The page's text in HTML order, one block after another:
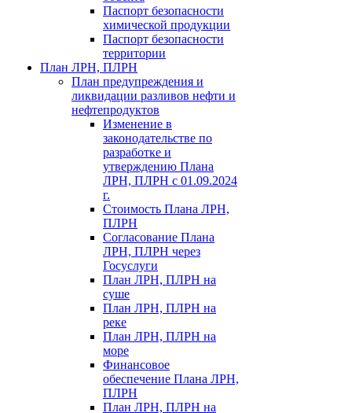
Паспорт безопасности
химической продукции
Паспорт безопасности
территории
План ЛРН, ПЛРН
План предупреждения и
ликвидации разливов нефти и
нефтепродуктов
Изменение в
законодательстве по
разработке и
утверждению Плана
ЛРН, ПЛРН с 01.09.2024
г.
Стоимость Плана ЛРН,
ПЛРН
Согласование Плана
ЛРН, ПЛРН через
Госуслуги
План ЛРН, ПЛРН на
суше
План ЛРН, ПЛРН на
реке
План ЛРН, ПЛРН на
море
Финансовое
обеспечение Плана ЛРН,
ПЛРН
План ЛРН, ПЛРН на